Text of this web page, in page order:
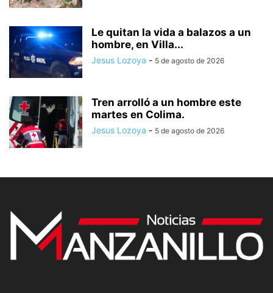
Le quitan la vida a balazos a un
hombre, en Villa...
Jesus Lozoya - 5 de agosto de 2026
Tren arrolló a un hombre este
martes en Colima.
Jesus Lozoya - 5 de agosto de 2026